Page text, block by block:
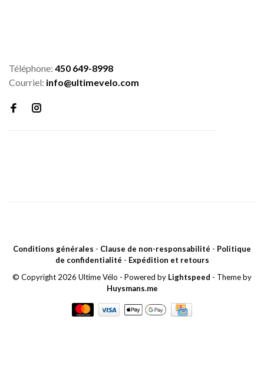
Téléphone: 450 649-8998
Courriel: info@ultimevelo.com
Conditions générales - Clause de non-responsabilité - Politique
de confidentialité - Expédition et retours
© Copyright 2026 Ultime Vélo - Powered by Lightspeed - Theme by
Huysmans.me